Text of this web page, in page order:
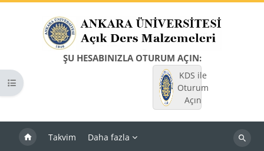
ŞU HESABINIZLA OTURUM AÇIN:
KDS ile
Oturum
Açın
Takvim Daha fazla
Dersleri
Kurs dizinini aç